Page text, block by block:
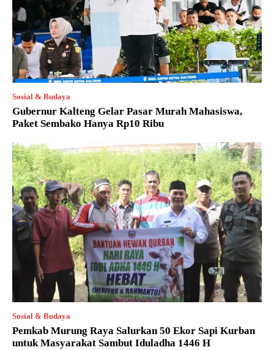
Sosial & Budaya
Gubernur Kalteng Gelar Pasar Murah Mahasiswa,
Paket Sembako Hanya Rp10 Ribu
Sosial & Budaya
Pemkab Murung Raya Salurkan 50 Ekor Sapi Kurban
untuk Masyarakat Sambut Iduladha 1446 H